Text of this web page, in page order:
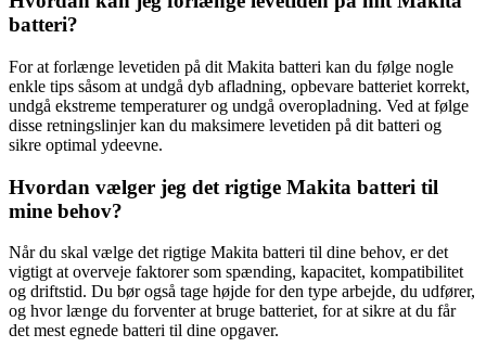
batteri?
For at forlænge levetiden på dit Makita batteri kan du følge nogle
enkle tips såsom at undgå dyb afladning, opbevare batteriet korrekt,
undgå ekstreme temperaturer og undgå overopladning. Ved at følge
disse retningslinjer kan du maksimere levetiden på dit batteri og
sikre optimal ydeevne.
Hvordan vælger jeg det rigtige Makita batteri til
mine behov?
Når du skal vælge det rigtige Makita batteri til dine behov, er det
vigtigt at overveje faktorer som spænding, kapacitet, kompatibilitet
og driftstid. Du bør også tage højde for den type arbejde, du udfører,
og hvor længe du forventer at bruge batteriet, for at sikre at du får
det mest egnede batteri til dine opgaver.